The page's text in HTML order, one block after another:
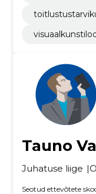
Tauno
Juhatuse liige
Seotud ettevõtete